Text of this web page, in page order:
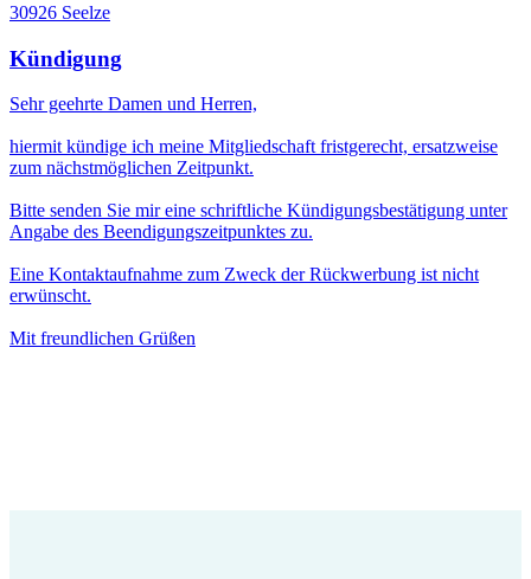
30926 Seelze
Kündigung
Sehr geehrte Damen und Herren,
hiermit kündige ich meine Mitgliedschaft fristgerecht, ersatzweise
zum nächstmöglichen Zeitpunkt.
Bitte senden Sie mir eine schriftliche Kündigungsbestätigung unter
Angabe des Beendigungszeitpunktes zu.
Eine Kontaktaufnahme zum Zweck der Rückwerbung ist nicht
erwünscht.
Mit freundlichen Grüßen